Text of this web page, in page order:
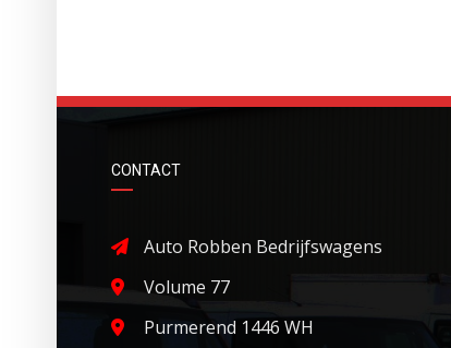
CONTACT
Auto Robben Bedrijfswagens
Volume 77
Purmerend 1446 WH